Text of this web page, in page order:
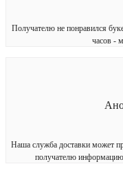
Получателю не понравился
часов -
Наша служба доставки может
получателю информацию